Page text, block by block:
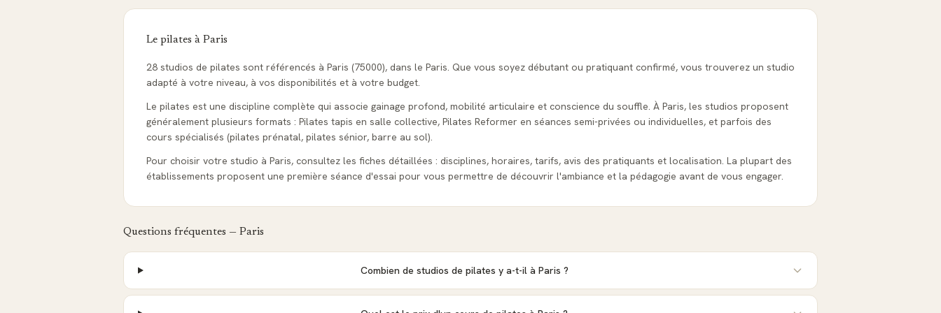
Le pilates à Paris
28 studios de pilates sont référencés à Paris (75000), dans le Paris. Que vous soyez débutant ou pratiquant confirmé, vous trouverez un studio
adapté à votre niveau, à vos disponibilités et à votre budget.
Le pilates est une discipline complète qui associe gainage profond, mobilité articulaire et conscience du souffle. À Paris, les studios proposent
généralement plusieurs formats : Pilates tapis en salle collective, Pilates Reformer en séances semi-privées ou individuelles, et parfois des
cours spécialisés (pilates prénatal, pilates sénior, barre au sol).
Pour choisir votre studio à Paris, consultez les fiches détaillées : disciplines, horaires, tarifs, avis des pratiquants et localisation. La plupart des
établissements proposent une première séance d'essai pour vous permettre de découvrir l'ambiance et la pédagogie avant de vous engager.
Questions fréquentes — Paris
Combien de studios de pilates y a-t-il à Paris ?